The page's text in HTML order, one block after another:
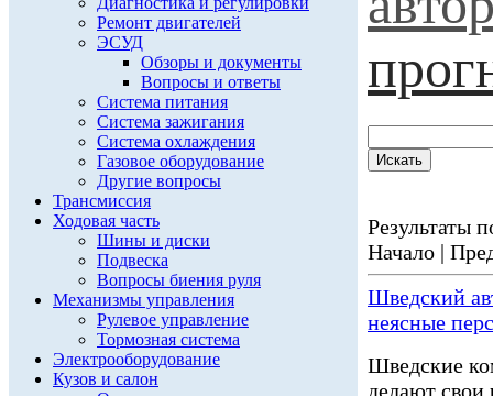
Ремонт двигателей
ЭСУД
Обзоры и документы
Вопросы и ответы
Система питания
Система зажигания
Система охлаждения
Газовое оборудование
Другие вопросы
Трансмиссия
Ходовая часть
Шины и диски
Подвеска
Вопросы биения руля
Механизмы управления
Рулевое управление
Тормозная система
Электрооборудование
Кузов и салон
Результаты
Начало |
Шведский
неясные
Шведские
делают свои